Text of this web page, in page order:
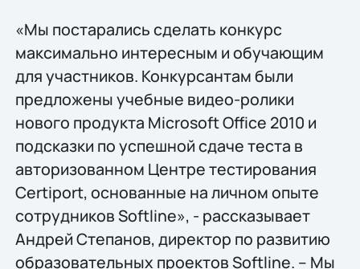
«Мы постарались сделать конкурс
максимально интересным и обучающим
для участников. Конкурсантам были
предложены учебные видео-ролики
нового продукта Microsoft Office 2010 и
подсказки по успешной сдаче теста в
авторизованном Центре тестирования
Certiport, основанные на личном опыте
сотрудников Softline», - рассказывает
Андрей Степанов, директор по развитию
образовательных проектов Softline. – Мы